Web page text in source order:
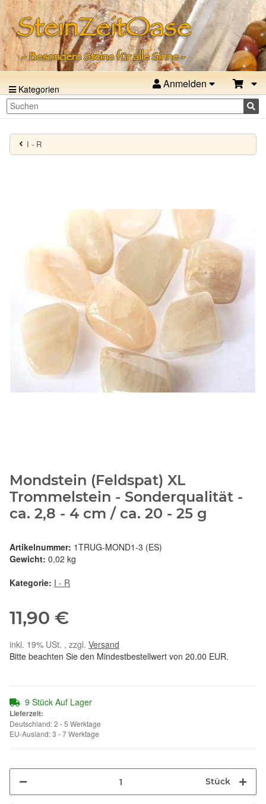
Kategorien Anmelden
I - R
Mondstein (Feldspat) XL
Trommelstein - Sonderqualität -
ca. 2,8 - 4 cm / ca. 20 - 25 g
Artikelnummer: 1TRUG-MOND1-3 (ES)
Gewicht: 0,02 kg
Kategorie: I - R
11,90 €
inkl. 19% USt. , zzgl. Versand
Bitte beachten Sie den Mindestbestellwert von 20.00 EUR.
9 Stück Auf Lager
Lieferzeit:
Deutschland: 2 - 5 Werktage
EU-Ausland: 3 - 7 Werktage
Stück